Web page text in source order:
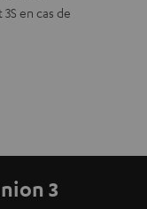
en cas de
3